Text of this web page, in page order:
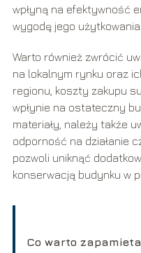
wpłyną na efektywność
wygodę jego użytkowania.
Warto również zwrócić
na lokalnym rynku oraz
regionu, koszty zakupu
wpłynie na ostateczny
materiały, należy także
odporność na działanie
pozwoli uniknąć
konserwacją budynku w
Co warto